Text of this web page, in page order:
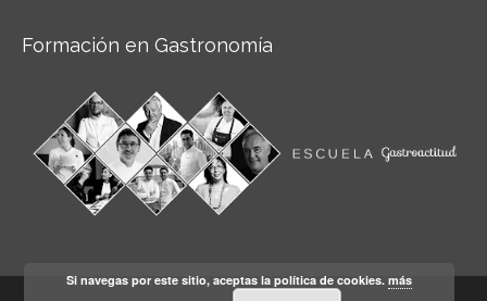
Formación en Gastronomía
Si navegas por este sitio, aceptas la política de cookies.más